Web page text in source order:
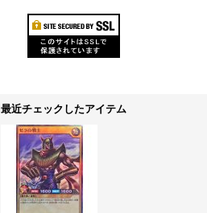
最近チェックしたアイテム